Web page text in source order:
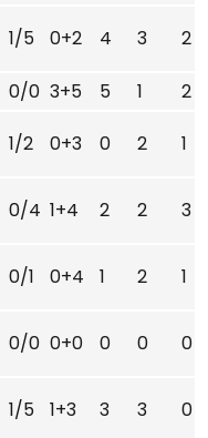
1/5 0+2 4 3 2
0/0 3+5 5 1
2
1/2 0+3 0 2 1
0/4 1+4 2 2 3
0/1 0+4 1 2 1
0/0 0+0 0 0 0
1/5 1+3 3 3 0